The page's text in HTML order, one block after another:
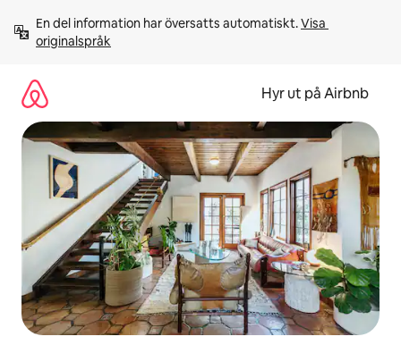
innehåll
En del information har översatts automatiskt. Visa
originalspråk
Hyr ut på Airbnb